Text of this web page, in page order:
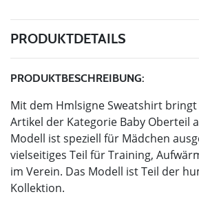
PRODUKTDETAILS
PRODUKTBESCHREIBUNG:
Mit dem Hmlsigne Sweatshirt
Artikel der Kategorie Baby Oberteil
Modell ist speziell für Mädchen
vielseitiges Teil für Training,
im Verein. Das Modell ist Teil der
Kollektion.